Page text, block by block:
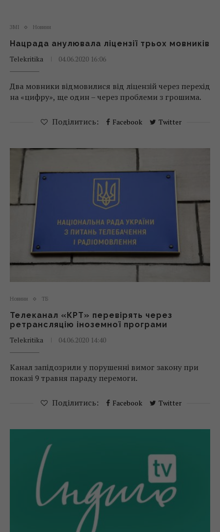
ЗМІ Новини
Нацрада анулювала ліцензії трьох мовників
Telekritika
04.06.2020 16:06
Два мовники відмовилися від ліцензій через перехід
на «цифру», ще один – через проблеми з грошима.
Поділитись: Facebook Twitter
Новини ТБ
Телеканал «КРТ» перевірять через
ретрансляцію іноземної програми
Telekritika
04.06.2020 14:40
Канал запідозрили у порушенні вимог закону при
показі 9 травня параду перемоги.
Поділитись: Facebook Twitter